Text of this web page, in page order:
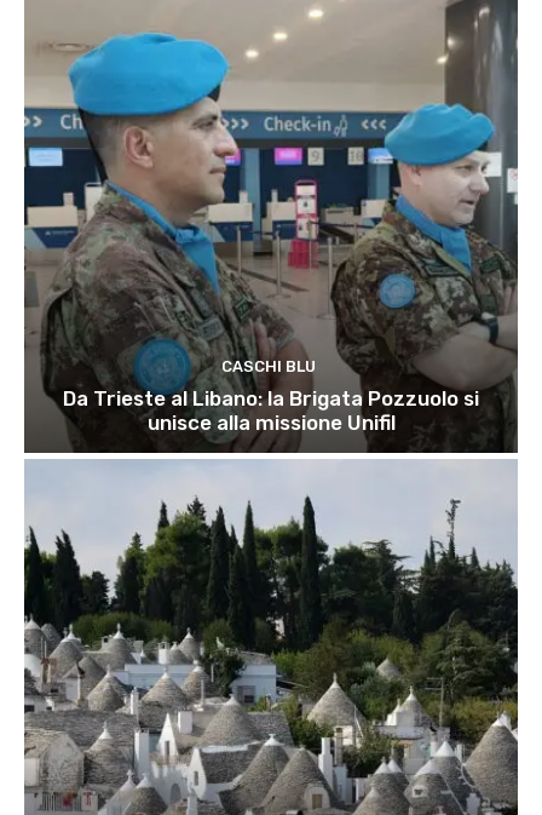
CASCHI BLU
Da Trieste al Libano: la Brigata Pozzuolo si
unisce alla missione Unifil